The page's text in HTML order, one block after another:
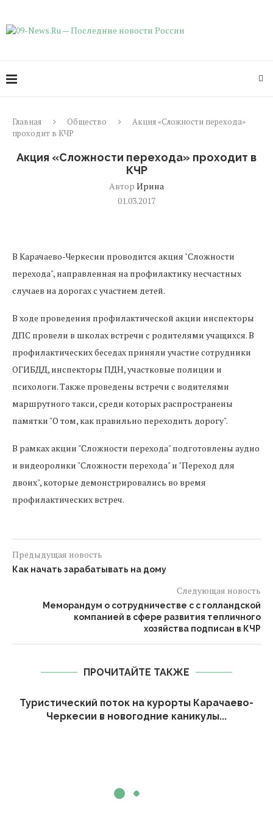
Главная Общество
Акция «Сложности перехода»
проходит в КЧР
Акция «Сложности перехода» проходит в
КЧР
Автор Ирина
01.03.2017
В Карачаево-Черкесии проводится акция "Сложности
перехода", направленная на профилактику несчастных
случаев на дорогах с участием детей.
В ходе проведения профилактической акции инспекторы
ДПС провели в школах встречи с родителями учащихся. В
профилактических беседах приняли участие сотрудники
ОГИБДД, инспекторы ПДН, участковые полиции и
психологи. Также проведены встречи с водителями
маршрутного такси, среди которых распространены
памятки "О том, как правильно переходить дорогу".
В рамках акции "Сложности перехода" подготовлены аудио
и видеоролики "Сложности перехода" и "Переход для
двоих", которые демонстрировались во время
профилактических встреч.
Предыдущая новость
Как начать зарабатывать на дому
Следующая новость
Меморандум о сотрудничестве с с голландской
компанией в сфере развития тепличного
хозяйства подписан в КЧР
ПРОЧИТАЙТЕ ТАКЖЕ
Туристический поток на курорты Карачаево-
Черкесии в новогодние каникулы...